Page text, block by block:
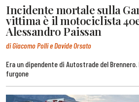
Incidente mortale sulla
vittima è il motociclista
Alessandro Paissan
di Giacomo Polli e Davide Orsato
Era un dipendente di Autostrade del
furgone